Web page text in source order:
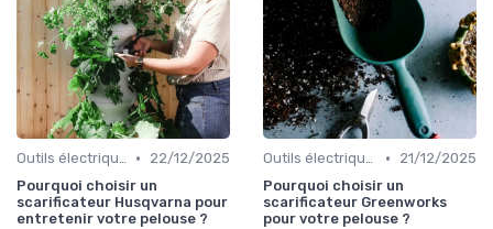
Outils électriques •
22/12/2025
Pourquoi choisir un
scarificateur Husqvarna pour
entretenir votre pelouse ?
Outils électriques •
21/12/2025
Pourquoi choisir un
scarificateur Greenworks
pour votre pelouse ?